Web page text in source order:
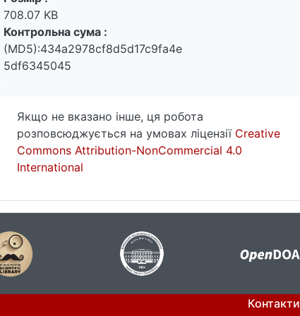
708.07 KB
Контрольна сума :
(MD5):434a2978cf8d5d17c9fa4e
5df6345045
Якщо не вказано інше, ця робота
розповсюджується на умовах ліцензії Creative
Commons Attribution-NonCommercial 4.0
International
Контакти